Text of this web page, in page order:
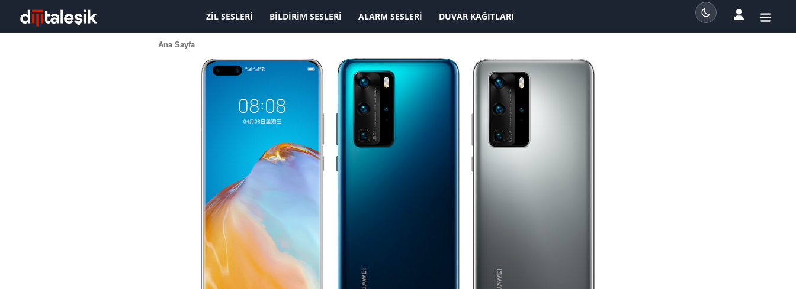
KAYDOLMAK İSTİYORUM
ZIL SESLERI BILDIRIM SESLERI ALARM SESLERI DUVAR KAĞITLARI
Ana Sayfa